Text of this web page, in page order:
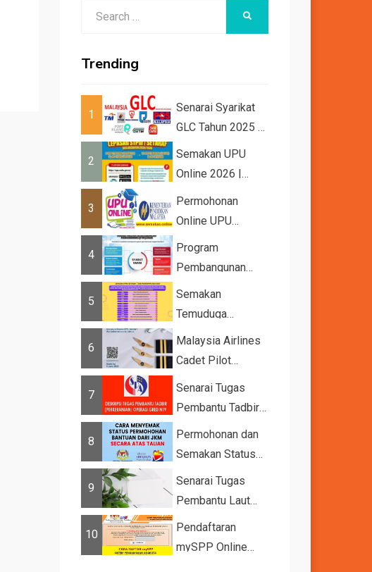
Trending
1
Senarai Syarikat
GLC Tahun 2025 /
2026
2
Semakan UPU
Online 2026 |
Tawaran
Kemasukan ke
3
Permohonan
Online UPU
2026/2027
4
Program
Pembangunan
Bakat Muda (YTP)
MARA 2026 –
5
Semakan
Temuduga
UPUOnline Sesi
2026/2027
6
Malaysia Airlines
Cadet Pilot
Recruitment
7
Senarai Tugas
Pembantu Tadbir
(Perkeranian/Operasi)
Gred N1
8
Permohonan dan
Semakan Status
11 Kategori
Bantuan JKM
9
Senarai Tugas
Pembantu Laut
Gred A1
10
Pendaftaran
mySPP Online